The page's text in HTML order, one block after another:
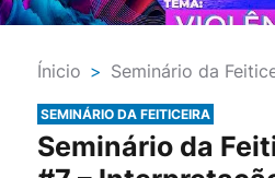
Ínicio > Seminário da
SEMINÁRIO DA FEITICEIRA
Seminário da